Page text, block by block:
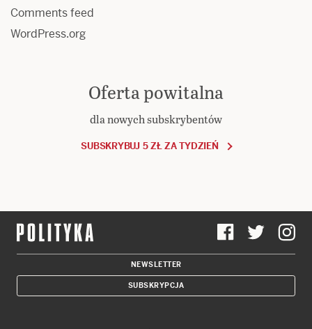
Comments feed
WordPress.org
Oferta powitalna
dla nowych subskrybentów
SUBSKRYBUJ 5 ZŁ ZA TYDZIEŃ
NEWSLETTER
SUBSKRYPCJA